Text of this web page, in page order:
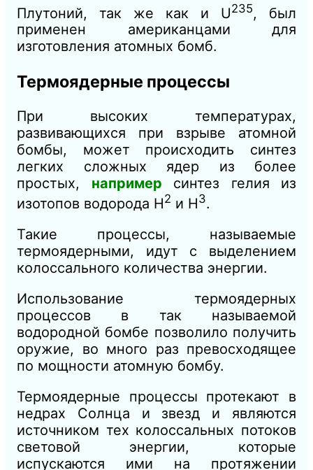
Плутоний, так же как и U235, был
применен американцами для
изготовления атомных бомб.
Термоядерные процессы
При высоких температурах,
развивающихся при взрыве атомной
бомбы, может происходить синтез
легких сложных ядер из более
простых, например синтез гелия из
изотопов водорода Н2 и Н3.
Такие процессы, называемые
термоядерными, идут с выделением
колоссального количества энергии.
Использование термоядерных
процессов в так называемой
водородной бомбе позволило получить
оружие, во много раз превосходящее
по мощности атомную бомбу.
Термоядерные процессы протекают в
недрах Солнца и звезд и являются
источником тех колоссальных потоков
световой энергии, которые
испускаются ими на протяжении